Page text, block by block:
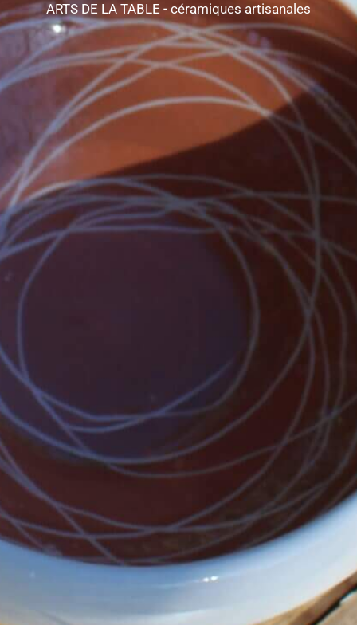
ARTS DE LA TABLE - céramiques artisanales